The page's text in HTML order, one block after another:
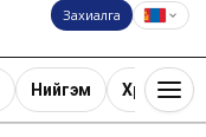
Захиалга
Нийгэм Хөрөнгө